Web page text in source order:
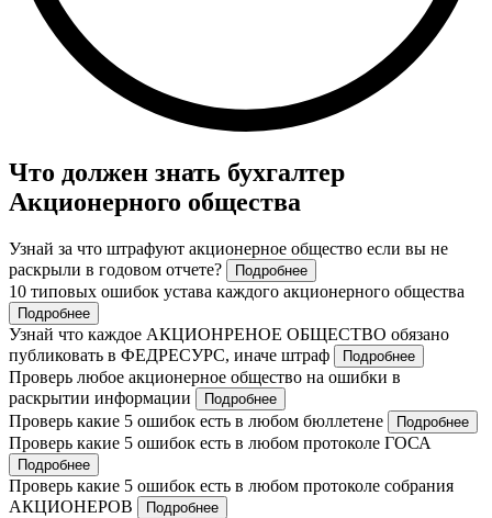
Что должен знать бухгалтер
Акционерного общества
Узнай за что штрафуют акционерное общество если вы не
раскрыли в годовом отчете?
Подробнее
10 типовых ошибок устава каждого акционерного общества
Подробнее
Узнай что каждое АКЦИОНРЕНОЕ ОБЩЕСТВО обязано
публиковать в ФЕДРЕСУРС, иначе штраф
Подробнее
Проверь любое акционерное общество на ошибки в
раскрытии информации
Подробнее
Проверь какие 5 ошибок есть в любом бюллетене Подробнее
Проверь какие 5 ошибок есть в любом протоколе ГОСА
Подробнее
Проверь какие 5 ошибок есть в любом протоколе собрания
АКЦИОНЕРОВ
Подробнее